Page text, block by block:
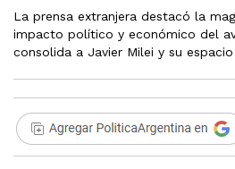
La prensa extranjera destacó la
impacto político y económico del
consolida a Javier Milei y su